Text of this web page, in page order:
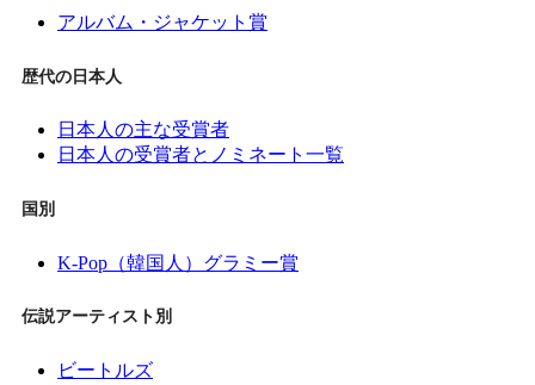
アルバム・ジャケット賞
歴代の日本人
日本人の主な受賞者
日本人の受賞者とノミネート一覧
国別
K-Pop（韓国人）グラミー賞
伝説アーティスト別
ビートルズ